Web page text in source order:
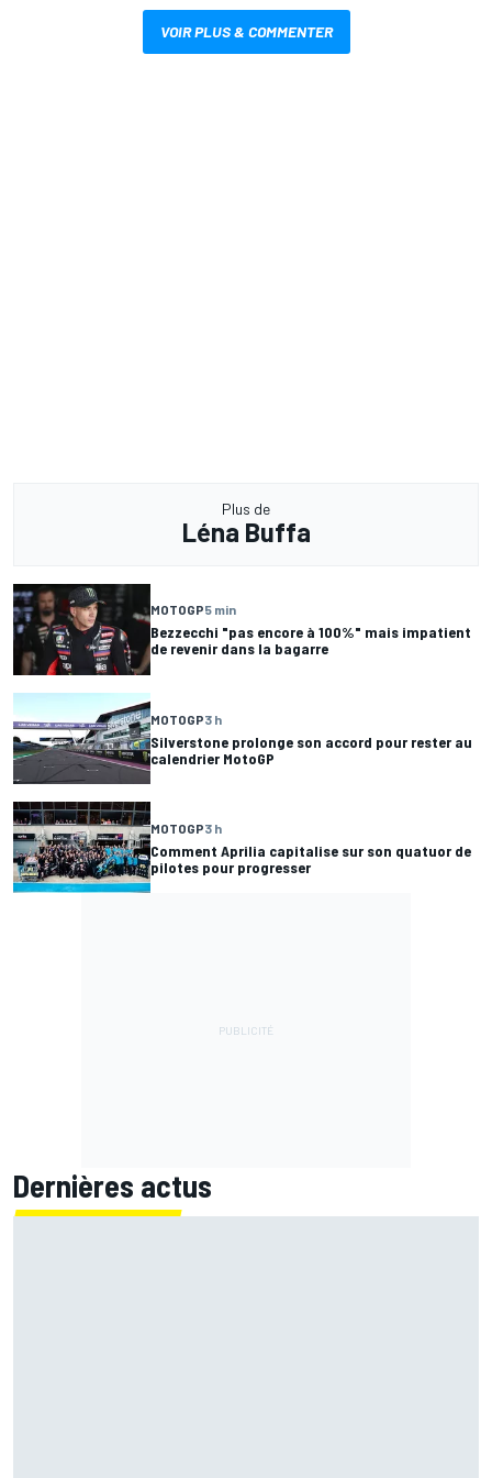
VOIR PLUS & COMMENTER
Plus de
Léna Buffa
MOTOGP5 min
Bezzecchi "pas encore à 100%" mais impatient
de revenir dans la bagarre
MOTOGP3 h
Silverstone prolonge son accord pour rester au
calendrier MotoGP
MOTOGP3 h
Comment Aprilia capitalise sur son quatuor de
pilotes pour progresser
Dernières actus